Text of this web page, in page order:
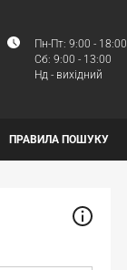
Пн-Пт: 9:00 - 18:00
Сб: 9:00 - 13:00
Нд - вихідний
ПРАВИЛА ПОШУКУ